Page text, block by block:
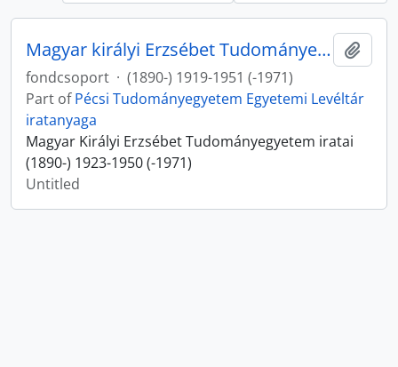
Magyar királyi Erzsébet Tudományegyetem (Pécs) iratai
fondcsoport · (1890-) 1919-1951 (-1971)
Part ofPécsi Tudományegyetem Egyetemi Levéltár
iratanyaga
Magyar Királyi Erzsébet Tudományegyetem iratai
(1890-) 1923-1950 (-1971)
Untitled